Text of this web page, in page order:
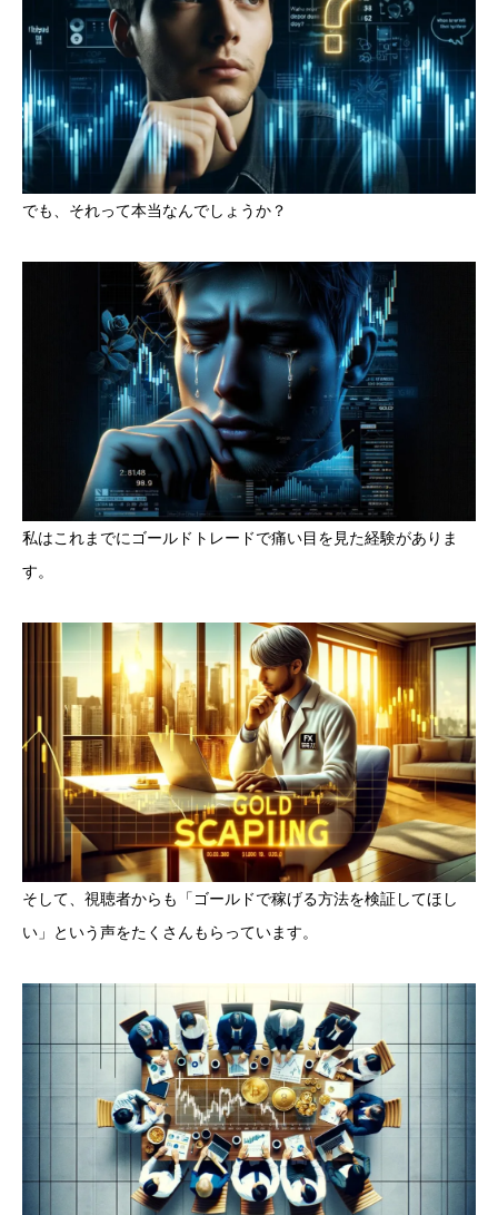
でも、それって本当なんでしょうか？
私はこれまでにゴールドトレードで痛い目を見た経験がありま
す。
そして、視聴者からも「ゴールドで稼げる方法を検証してほし
い」という声をたくさんもらっています。